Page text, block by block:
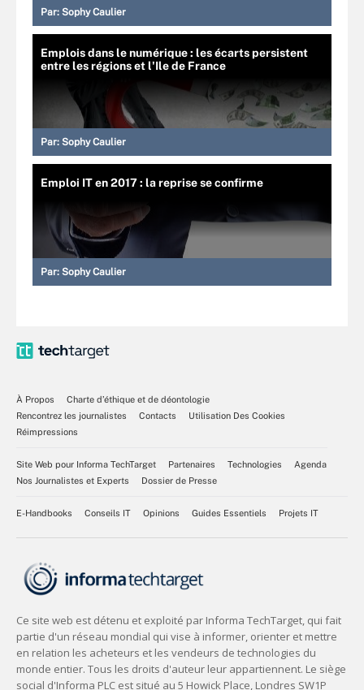
Par: Sophy Caulier
Emplois dans le numérique : les écarts persistent
entre les régions et l'Ile de France
Par: Sophy Caulier
Emploi IT en 2017 : la reprise se confirme
Par: Sophy Caulier
À Propos
Charte d’éthique et de déontologie
Rencontrez les journalistes
Contacts
Utilisation Des Cookies
Réimpressions
Site Web pour Informa TechTarget Partenaires Technologies
Agenda
Nos Journalistes et Experts
Dossier de Presse
E-Handbooks Conseils IT Opinions Guides Essentiels Projets IT